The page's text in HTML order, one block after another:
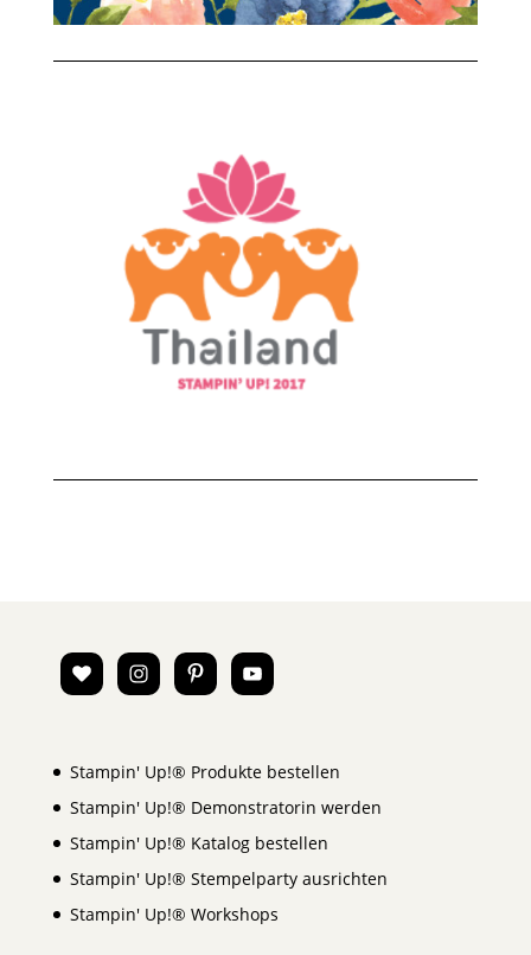
Stampin' Up!® Produkte bestellen
Stampin' Up!® Demonstratorin werden
Stampin' Up!® Katalog bestellen
Stampin' Up!® Stempelparty ausrichten
Stampin' Up!® Workshops